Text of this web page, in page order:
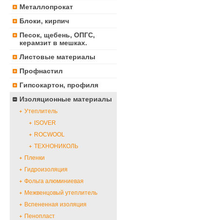
Металлопрокат
Блоки, кирпич
Песок, щебень, ОПГС,
керамзит в мешках.
Листовые материалы
Профнастил
Гипсокартон, профиля
Изоляционные материалы
Утеплитель
ISOVER
ROCWOOL
ТЕХНОНИКОЛЬ
Пленки
Гидроизоляция
Фольга алюминиевая
Межвенцовый утеплитель
Вспененная изоляция
Пенопласт